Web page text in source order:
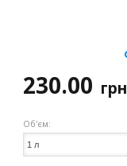
230.00 грн
Об'єм: